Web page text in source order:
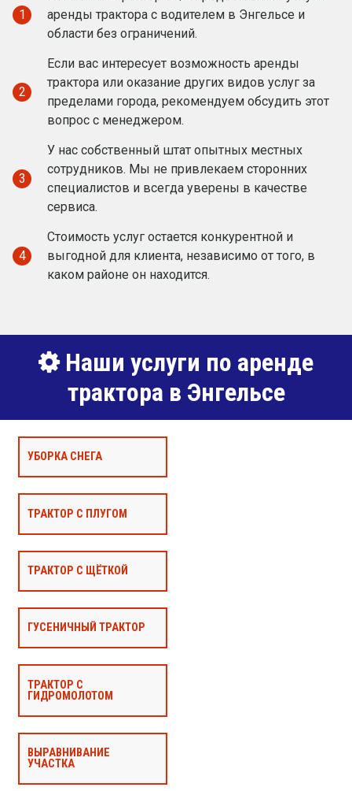
1
аренды трактора с водителем в Энгельсе и
области без ограничений.
2
Если вас интересует возможность аренды
трактора или оказание других видов услуг за
пределами города, рекомендуем обсудить этот
вопрос с менеджером.
3
У нас собственный штат опытных местных
сотрудников. Мы не привлекаем сторонних
специалистов и всегда уверены в качестве
сервиса.
4
Стоимость услуг остается конкурентной и
выгодной для клиента, независимо от того, в
каком районе он находится.
Наши услуги по аренде
трактора в Энгельсе
УБОРКА СНЕГА
ТРАКТОР С ПЛУГОМ
ТРАКТОР С ЩЁТКОЙ
ГУСЕНИЧНЫЙ ТРАКТОР
ТРАКТОР С
ГИДРОМОЛОТОМ
ВЫРАВНИВАНИЕ
УЧАСТКА